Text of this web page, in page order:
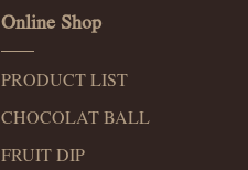
Online Shop
PRODUCT LIST
CHOCOLAT BALL
FRUIT DIP